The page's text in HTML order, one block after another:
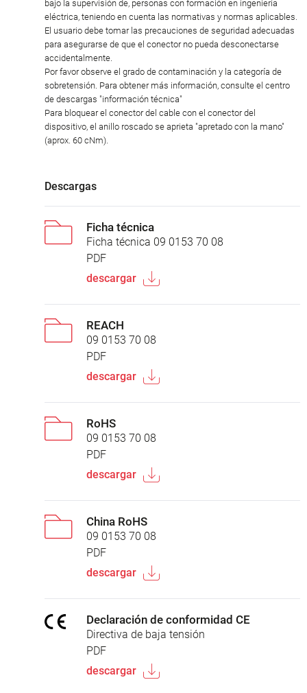
bajo la supervisión de, personas con formación en ingeniería
eléctrica, teniendo en cuenta las normativas y normas aplicables.
El usuario debe tomar las precauciones de seguridad adecuadas
para asegurarse de que el conector no pueda desconectarse
accidentalmente.
Por favor observe el grado de contaminación y la categoría de
sobretensión. Para obtener más información, consulte el centro
de descargas "información técnica"
Para bloquear el conector del cable con el conector del
dispositivo, el anillo roscado se aprieta "apretado con la mano"
(aprox. 60 cNm).
Descargas
Ficha técnica
Ficha técnica 09 0153 70 08
PDF
descargar
REACH
09 0153 70 08
PDF
descargar
RoHS
09 0153 70 08
PDF
descargar
China RoHS
09 0153 70 08
PDF
descargar
Declaración de conformidad CE
Directiva de baja tensión
PDF
descargar